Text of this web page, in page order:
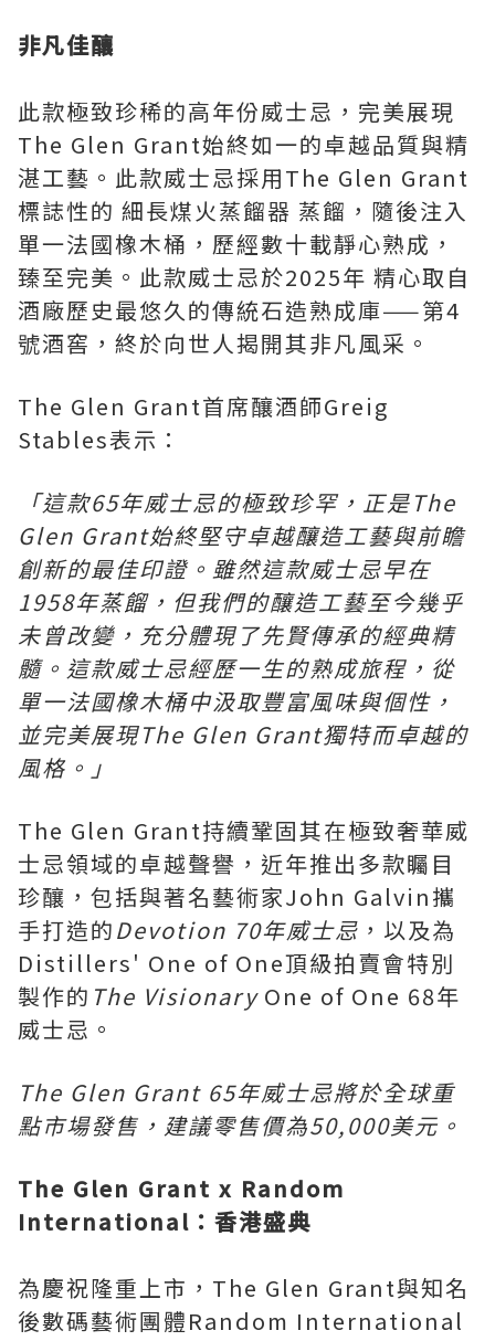
非凡佳釀
此款極致珍稀的高年份威士忌，完美展現
The Glen Grant始終如一的卓越品質與精
湛工藝。此款威士忌採用The Glen Grant
標誌性的 細長煤火蒸餾器 蒸餾，隨後注入
單一法國橡木桶，歷經數十載靜心熟成，
臻至完美。此款威士忌於2025年 精心取自
酒廠歷史最悠久的傳統石造熟成庫——第4
號酒窖，終於向世人揭開其非凡風采。
The Glen Grant首席釀酒師Greig
Stables表示：
「這款65年威士忌的極致珍罕，正是The
Glen Grant始終堅守卓越釀造工藝與前瞻
創新的最佳印證。雖然這款威士忌早在
1958年蒸餾，但我們的釀造工藝至今幾乎
未曾改變，充分體現了先賢傳承的經典精
髓。這款威士忌經歷一生的熟成旅程，從
單一法國橡木桶中汲取豐富風味與個性，
並完美展現The Glen Grant獨特而卓越的
風格。」
The Glen Grant持續鞏固其在極致奢華威
士忌領域的卓越聲譽，近年推出多款矚目
珍釀，包括與著名藝術家John Galvin攜
手打造的Devotion 70年威士忌 ，以及為
Distillers' One of One頂級拍賣會特別
製作的 The VisionaryOne of One 68年
威士忌。
The Glen Grant 65年威士忌將於全球重
點市場發售，建議零售價為50,000美元。
The Glen Grant x Random
International：香港盛典
為慶祝隆重上市，The Glen Grant與知名
後數碼藝術團體Random International